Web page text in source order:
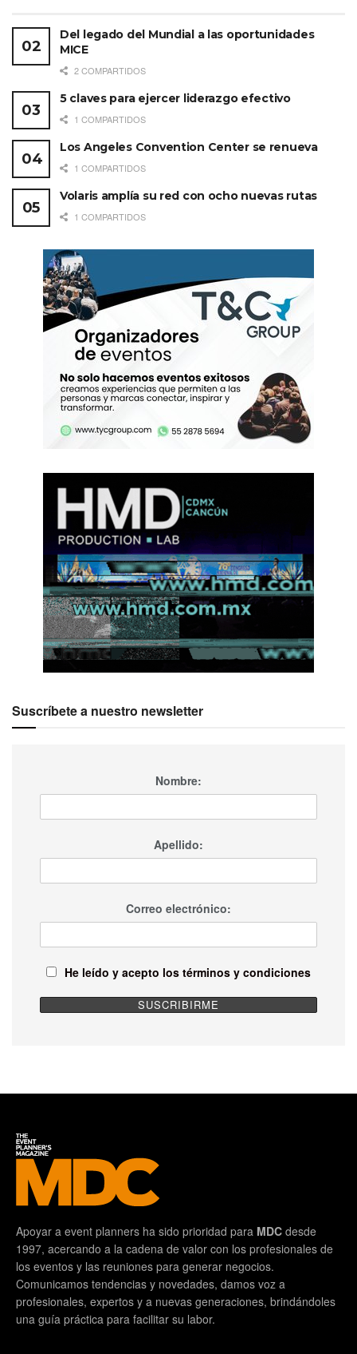
Del legado del Mundial a las oportunidades
MICE
2 COMPARTIDOS
5 claves para ejercer liderazgo efectivo
1 COMPARTIDOS
Los Angeles Convention Center se renueva
1 COMPARTIDOS
Volaris amplía su red con ocho nuevas rutas
1 COMPARTIDOS
Suscríbete a nuestro newsletter
Nombre:
Apellido:
Correo electrónico:
He leído y acepto los términos y condiciones
Apoyar a event planners ha sido prioridad para MDC desde
1997, acercando a la cadena de valor con los profesionales de
los eventos y las reuniones para generar negocios.
Comunicamos tendencias y novedades, damos voz a
profesionales, expertos y a nuevas generaciones, brindándoles
una guía práctica para facilitar su labor.